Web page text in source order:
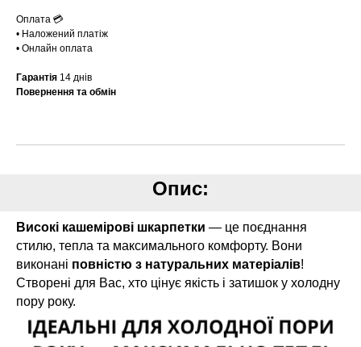
Оплата 💳
• Наложений платіж
• Онлайн оплата
Гарантія 14 днів
Повернення та обмін
Опис:
Високі кашемірові шкарпетки — це поєднання
стилю, тепла та максимального комфорту. Вони
виконані повністю з натуральних матеріалів!
Створені для Вас, хто цінує якість і затишок у холодну
пору року.